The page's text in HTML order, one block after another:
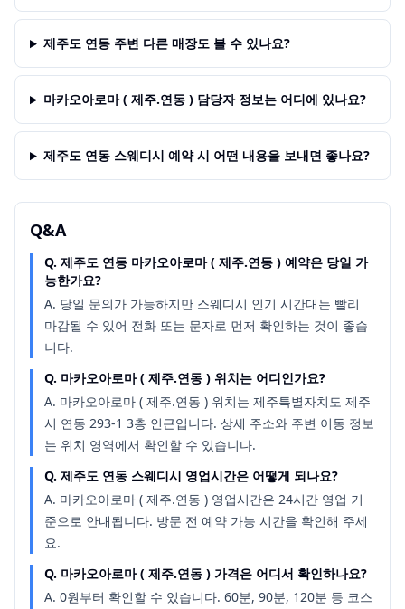
제주도 연동 주변 다른 매장도 볼 수 있나요?
마카오아로마 ( 제주.연동 ) 담당자 정보는 어디에 있나요?
제주도 연동 스웨디시 예약 시 어떤 내용을 보내면 좋나요?
Q&A
Q. 제주도 연동 마카오아로마 ( 제주.연동 ) 예약은 당일 가
능한가요?
A. 당일 문의가 가능하지만 스웨디시 인기 시간대는 빨리
마감될 수 있어 전화 또는 문자로 먼저 확인하는 것이 좋습
니다.
Q. 마카오아로마 ( 제주.연동 ) 위치는 어디인가요?
A. 마카오아로마 ( 제주.연동 ) 위치는 제주특별자치도 제주
시 연동 293-1 3층 인근입니다. 상세 주소와 주변 이동 정보
는 위치 영역에서 확인할 수 있습니다.
Q. 제주도 연동 스웨디시 영업시간은 어떻게 되나요?
A. 마카오아로마 ( 제주.연동 ) 영업시간은 24시간 영업 기
준으로 안내됩니다. 방문 전 예약 가능 시간을 확인해 주세
요.
Q. 마카오아로마 ( 제주.연동 ) 가격은 어디서 확인하나요?
A. 0원부터 확인할 수 있습니다. 60분, 90분, 120분 등 코스